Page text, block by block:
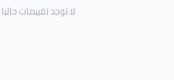
لا توجد تقييمات حاليا